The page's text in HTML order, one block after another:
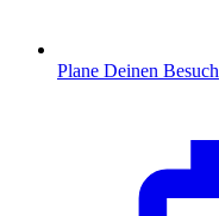
Plane Deinen Besuch